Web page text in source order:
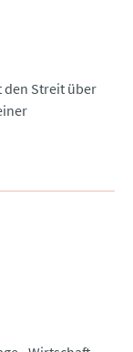
den Streit über